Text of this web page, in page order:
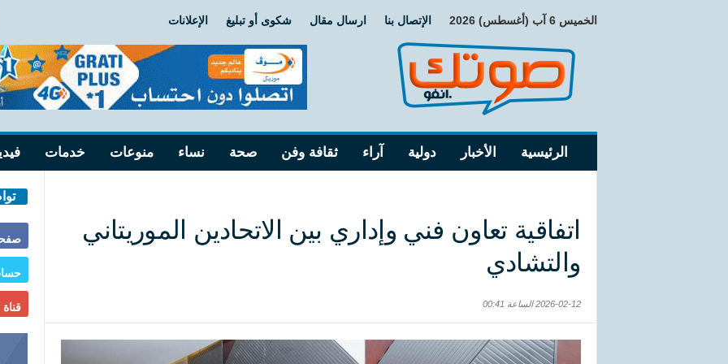
الخميس 6 آب (أغسطس) 2026 الإتصال بنا ارسال مقال شكوى أو تبليغ الإعلانات
الرئيسية الأخبار دولية آراء ثقافة وفن صحة نساء منوعات خدمات
اتفاقية تعاون فني وإداري بين الاتحادين الموريتاني
والتشادي
2026-02-12 الساعة 00:41